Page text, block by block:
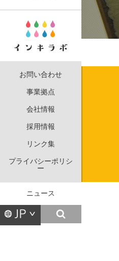
お問い合わせ
事業拠点
会社情報
採用情報
リンク集
プライバシーポリシ
ー
ニュース